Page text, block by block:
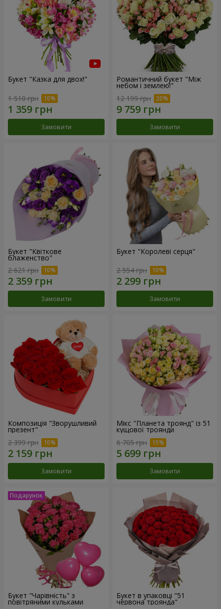
Букет "Казка для двох!"
1 510 грн
Замовити
Романтичний букет "Між
небом і землею!"
12 199 грн
Замовити
Букет "Квіткове
блаженство"
2 621 грн
Замовити
Букет "Королеві серця"
2 554 грн
Замовити
Композиція "Зворушливий
презент"
2 399 грн
Замовити
Мікс "Планета троянд" із 51
кущової троянди
6 705 грн
Замовити
Букет "Чарівність" з
повітряними кульками
Букет в упаковці "51
червона троянда"